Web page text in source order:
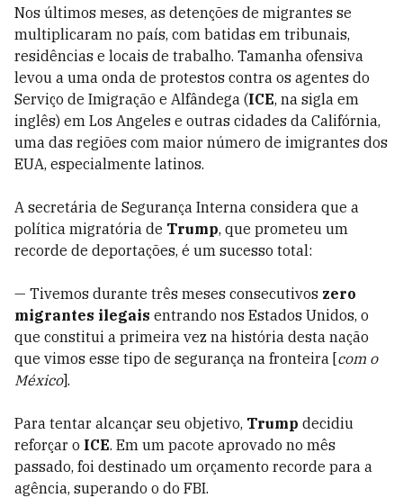
Nos últimos meses, as detenções de migrantes se
multiplicaram no país, com batidas em tribunais,
residências e locais de trabalho. Tamanha ofensiva
levou a uma onda de protestos contra os agentes do
Serviço de Imigração e Alfândega (ICE, na sigla em
inglês) em Los Angeles e outras cidades da Califórnia,
uma das regiões com maior número de imigrantes dos
EUA, especialmente latinos.
A secretária de Segurança Interna considera que a
política migratória de Trump, que prometeu um
recorde de deportações, é um sucesso total:
— Tivemos durante três meses consecutivos zero
migrantes ilegais entrando nos Estados Unidos, o
que constitui a primeira vez na história desta nação
que vimos esse tipo de segurança na fronteira [com o
México].
Para tentar alcançar seu objetivo, Trump decidiu
reforçar o ICE. Em um pacote aprovado no mês
passado, foi destinado um orçamento recorde para a
agência, superando o do FBI.